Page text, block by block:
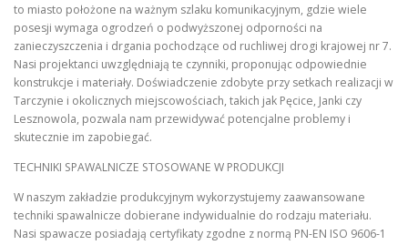
to miasto położone na ważnym szlaku komunikacyjnym, gdzie wiele
posesji wymaga ogrodzeń o podwyższonej odporności na
zanieczyszczenia i drgania pochodzące od ruchliwej drogi krajowej nr 7.
Nasi projektanci uwzględniają te czynniki, proponując odpowiednie
konstrukcje i materiały. Doświadczenie zdobyte przy setkach realizacji w
Tarczynie i okolicznych miejscowościach, takich jak Pęcice, Janki czy
Lesznowola, pozwala nam przewidywać potencjalne problemy i
skutecznie im zapobiegać.
TECHNIKI SPAWALNICZE STOSOWANE W PRODUKCJI
W naszym zakładzie produkcyjnym wykorzystujemy zaawansowane
techniki spawalnicze dobierane indywidualnie do rodzaju materiału.
Nasi spawacze posiadają certyfikaty zgodne z normą PN-EN ISO 9606-1